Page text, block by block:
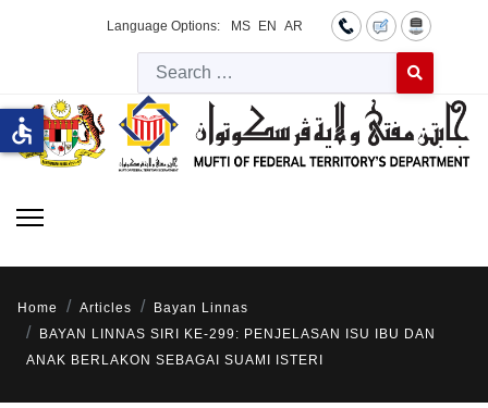
Language Options: MS EN AR
Type 2 or
Home Articles
Bayan Linnas
BAYAN LINNAS SIRI KE-299: PENJELASAN ISU IBU DAN
ANAK BERLAKON SEBAGAI SUAMI ISTERI
accessible